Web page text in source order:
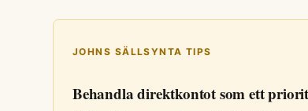
JOHNS SÄLLSYNTA TIPS
Behandla direktkontot som ett